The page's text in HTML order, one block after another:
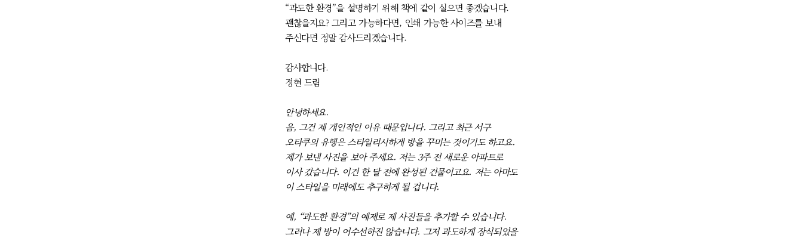
“과도한 환경”을 설명하기 위해 책에 같이 실으면 좋겠습니다.
괜찮을지요? 그리고 가능하다면, 인쇄 가능한 사이즈를 보내
주신다면 정말 감사드리겠습니다.
감사합니다.
정현 드림
안녕하세요.
음, 그건 제 개인적인 이유 때문입니다. 그리고 최근 서구
오타쿠의 유행은 스타일리시하게 방을 꾸미는 것이기도 하고요.
제가 보낸 사진을 보아 주세요. 저는 3주 전 새로운 아파트로
이사 갔습니다. 이건 한 달 전에 완성된 건물이고요. 저는 아마도
이 스타일을 미래에도 추구하게 될 겁니다.
예, “과도한 환경”의 예제로 제 사진들을 추가할 수 있습니다.
그러나 제 방이 어수선하진 않습니다. 그저 과도하게 장식되었을